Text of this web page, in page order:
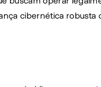
cibernética robusta